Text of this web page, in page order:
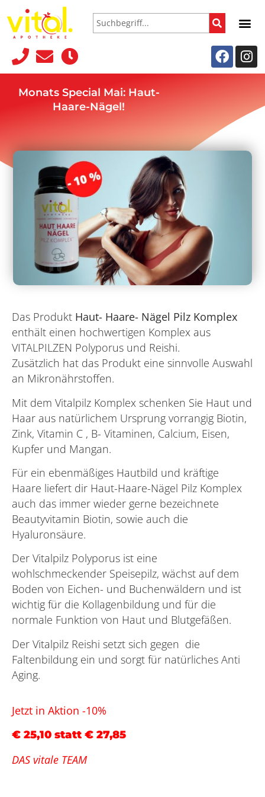
Monats Special Mai: Haut-
Haare-Nägel!
Das Produkt Haut- Haare- Nägel Pilz Komplex
enthält einen hochwertigen Komplex aus
VITALPILZEN Polyporus und Reishi.
Zusätzlich hat das Produkt eine sinnvolle Auswahl
an Mikronährstoffen.
Mit dem Vitalpilz Komplex schenken Sie Haut und
Haar aus natürlichem Ursprung vorrangig Biotin,
Zink, Vitamin C , B- Vitaminen, Calcium, Eisen,
Kupfer und Mangan.
Für ein ebenmäßiges Hautbild und kräftige
Haare liefert dir Haut-Haare-Nägel Pilz Komplex
auch das immer wieder gerne bezeichnete
Beautyvitamin Biotin, sowie auch die
Hyaluronsäure.
Der Vitalpilz Polyporus ist eine
wohlschmeckender Speisepilz, wächst auf dem
Boden von Eichen- und Buchenwäldern und ist
wichtig für die Kollagenbildung und für die
normale Funktion von Haut und Blutgefäßen.
Der Vitalpilz Reishi setzt sich gegen die
Faltenbildung ein und sorgt für natürliches Anti
Aging.
Jetzt in Aktion -10%
€ 25,10 statt € 27,85
DAS vitale TEAM